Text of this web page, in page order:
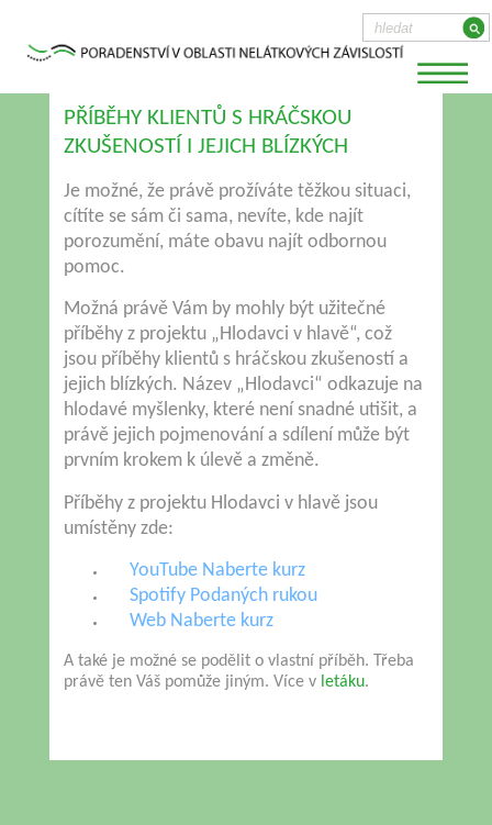
PŘÍBĚHY KLIENTŮ S HRÁČSKOU
ZKUŠENOSTÍ I JEJICH BLÍZKÝCH
Je možné, že právě prožíváte těžkou situaci,
cítíte se sám či sama, nevíte, kde najít
porozumění, máte obavu najít odbornou
pomoc.
Možná právě Vám by mohly být užitečné
příběhy z projektu „Hlodavci v hlavě“, což
jsou příběhy klientů s hráčskou zkušeností a
jejich blízkých. Název „Hlodavci“ odkazuje na
hlodavé myšlenky, které není snadné utišit, a
právě jejich pojmenování a sdílení může být
prvním krokem k úlevě a změně.
Příběhy z projektu Hlodavci v hlavě jsou
umístěny zde:
YouTube Naberte kurz
Spotify Podaných rukou
Web Naberte kurz
A také je možné se podělit o vlastní příběh. Třeba
právě ten Váš pomůže jiným. Více v letáku.